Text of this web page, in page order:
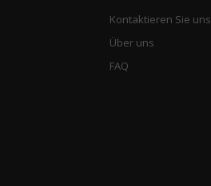
Kontaktieren Sie uns
Über uns
FAQ